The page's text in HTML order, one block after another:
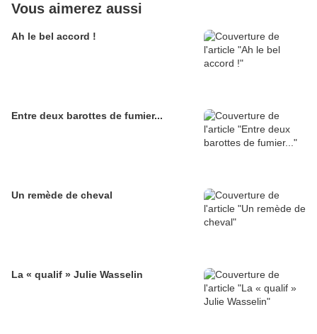
Vous aimerez aussi
Ah le bel accord !
Entre deux barottes de fumier...
Un remède de cheval
La « qualif » Julie Wasselin